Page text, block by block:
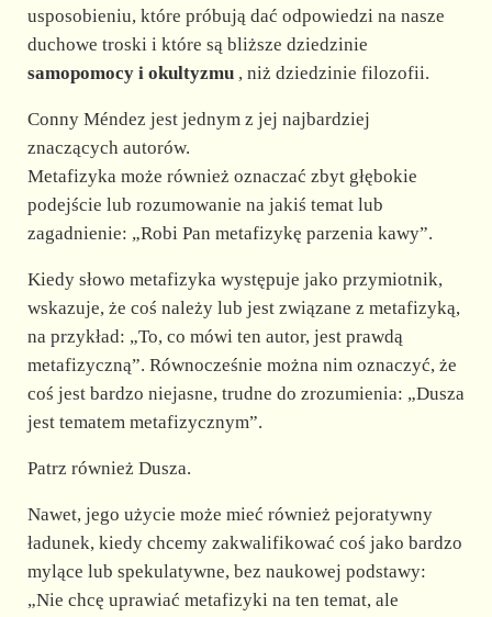
usposobieniu, które próbują dać odpowiedzi na nasze
duchowe troski i które są bliższe dziedzinie
samopomocy i okultyzmu, niż dziedzinie filozofii.
Conny Méndez jest jednym z jej najbardziej
znaczących autorów.
Metafizyka może również oznaczać zbyt głębokie
podejście lub rozumowanie na jakiś temat lub
zagadnienie: „Robi Pan metafizykę parzenia kawy”.
Kiedy słowo metafizyka występuje jako przymiotnik,
wskazuje, że coś należy lub jest związane z metafizyką,
na przykład: „To, co mówi ten autor, jest prawdą
metafizyczną”. Równocześnie można nim oznaczyć, że
coś jest bardzo niejasne, trudne do zrozumienia: „Dusza
jest tematem metafizycznym”.
Patrz również Dusza.
Nawet, jego użycie może mieć również pejoratywny
ładunek, kiedy chcemy zakwalifikować coś jako bardzo
mylące lub spekulatywne, bez naukowej podstawy:
„Nie chcę uprawiać metafizyki na ten temat, ale